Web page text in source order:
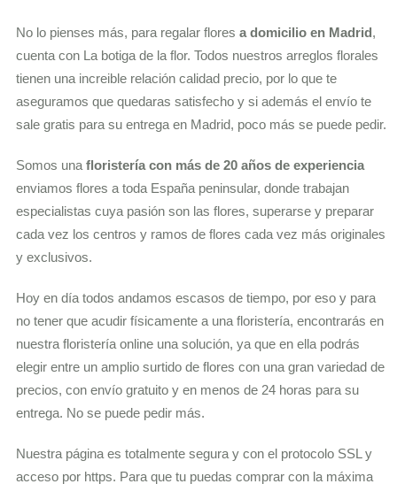
No lo pienses más, para regalar floresa domicilio en Madrid ,
cuenta con La botiga de la flor. Todos nuestros arreglos florales
tienen una increible relación calidad precio, por lo que te
aseguramos que quedaras satisfecho y si además el envío te
sale gratis para su entrega en Madrid, poco más se puede pedir.
Somos unafloristería con más de 20 años de experiencia
enviamos flores a toda España peninsular, donde trabajan
especialistas cuya pasión son las flores, superarse y preparar
cada vez los centros y ramos de flores cada vez más originales
y exclusivos.
Hoy en día todos andamos escasos de tiempo, por eso y para
no tener que acudir físicamente a una floristería, encontrarás en
nuestra floristería online una solución, ya que en ella podrás
elegir entre un amplio surtido de flores con una gran variedad de
precios, con envío gratuito y en menos de 24 horas para su
entrega. No se puede pedir más.
Nuestra página es totalmente segura y con el protocolo SSL y
acceso por https. Para que tu puedas comprar con la máxima